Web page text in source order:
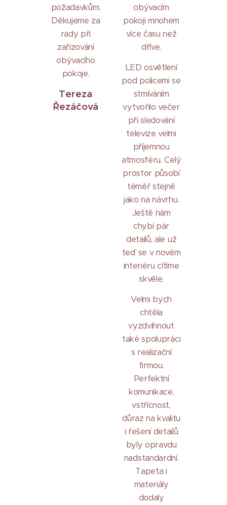
požadavkům.
Děkujeme za
rady při
zařizování
obývacího
pokoje.
Tereza
Řezáčová
obývacím
pokoji mnohem
více času než
dříve.
LED osvětlení
pod policemi se
stmíváním
vytvořilo večer
při sledování
televize velmi
příjemnou
atmosféru. Celý
prostor působí
téměř stejně
jako na návrhu.
Ještě nám
chybí pár
detailů, ale už
teď se v novém
interiéru cítíme
skvěle.
Velmi bych
chtěla
vyzdvihnout
také spolupráci
s realizační
firmou.
Perfektní
komunikace,
vstřícnost,
důraz na kvalitu
i řešení detailů
byly opravdu
nadstandardní.
Tapeta i
materiály
dodaly